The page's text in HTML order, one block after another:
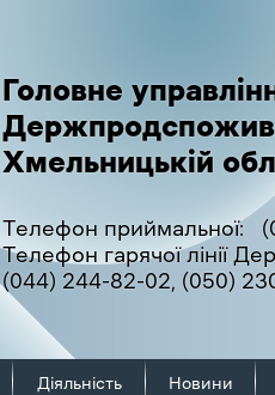
Головне
Хмельницькій
Телефон приймальної:
Телефон гарячої лінії
(044) 244-82-02, (050)
Діяльність Новини